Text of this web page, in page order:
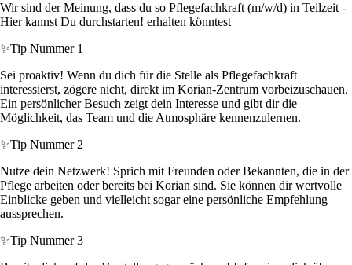
Wir sind der Meinung, dass du so Pflegefachkraft (m/w/d) in Teilzeit -
Hier kannst Du durchstarten! erhalten könntest
✨Tip Nummer 1
Sei proaktiv! Wenn du dich für die Stelle als Pflegefachkraft
interessierst, zögere nicht, direkt im Korian-Zentrum vorbeizuschauen.
Ein persönlicher Besuch zeigt dein Interesse und gibt dir die
Möglichkeit, das Team und die Atmosphäre kennenzulernen.
✨Tip Nummer 2
Nutze dein Netzwerk! Sprich mit Freunden oder Bekannten, die in der
Pflege arbeiten oder bereits bei Korian sind. Sie können dir wertvolle
Einblicke geben und vielleicht sogar eine persönliche Empfehlung
aussprechen.
✨Tip Nummer 3